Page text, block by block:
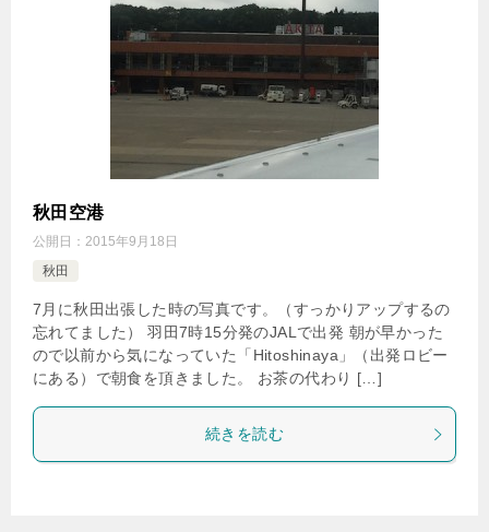
秋田空港
公開日： 2015年9月18日
秋田
7月に秋田出張した時の写真です。（すっかりアップするの
忘れてました） 羽田7時15分発のJALで出発 朝が早かった
ので以前から気になっていた「Hitoshinaya」（出発ロビー
にある）で朝食を頂きました。 お茶の代わり […]
続きを読む